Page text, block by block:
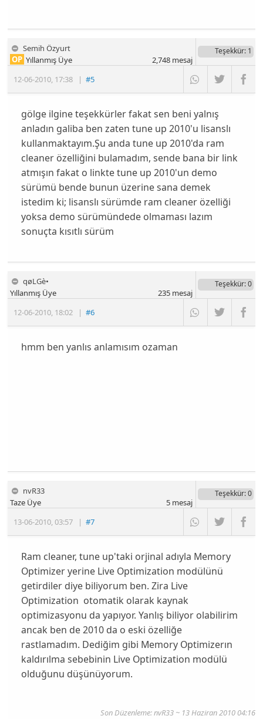
Semih Özyurt
12-06-2010, 17:38 |#5
OP Yıllanmış Üye
Teşekkür: 1
2,748mesaj
gölge ilgine teşekkürler fakat sen beni yalnış
anladın galiba ben zaten tune up 2010'u lisanslı
kullanmaktayım.Şu anda tune up 2010'da ram
cleaner özelliğini bulamadım, sende bana bir link
atmışın fakat o linkte tune up 2010'un demo
sürümü bende bunun üzerine sana demek
istedim ki; lisanslı sürümde ram cleaner özelliği
yoksa demo sürümündede olmaması lazım
sonuçta kısıtlı sürüm
qøLGè•
12-06-2010, 18:02 |#6
Yıllanmış Üye
Teşekkür: 0
235mesaj
hmm ben yanlıs anlamısım ozaman
nvR33
13-06-2010,03:57 |#7
Taze Üye
Teşekkür: 0
5mesaj
Ram cleaner, tune up'taki orjinal adıyla Memory
Optimizer yerine Live Optimization modülünü
getirdiler diye biliyorum ben. Zira Live
Optimization otomatik olarak kaynak
optimizasyonu da yapıyor. Yanlış biliyor olabilirim
ancak ben de 2010 da o eski özelliğe
rastlamadım. Dediğim gibi Memory Optimizerın
kaldırılma sebebinin Live Optimization modülü
olduğunu düşünüyorum.
Son Düzenleme: nvR33 ~ 13 Haziran 2010 04:16